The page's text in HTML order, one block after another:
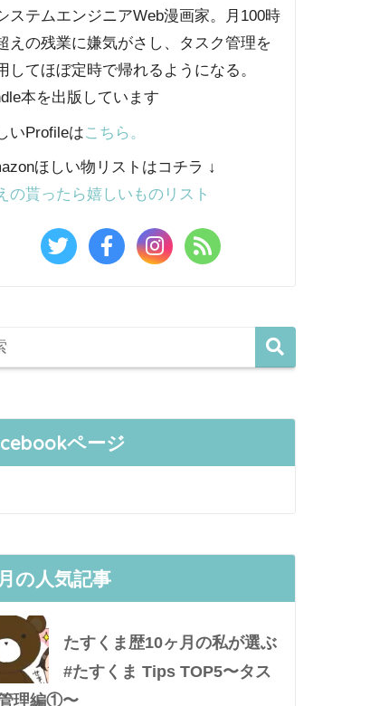
ステムエンジニアWeb漫画家。月100時
えの残業に嫌気がさし、タスク管理を
してほぼ定時で帰れるようになる。
本を出版しています
いProfileはこちら。
ほしい物リストはコチラ ↓
の貰ったら嬉しいものリスト
ページ
の人気記事
たすくま歴10ヶ月の私が選ぶ
#たすくま Tips TOP5〜タス
理編①〜